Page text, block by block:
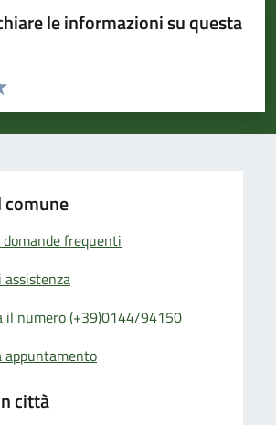
le informazioni su questa
pagina
5 stelle su 5
4 stelle su 5
su 5
su 5
domande frequenti
assistenza
il numero (+39)0144/94150
appuntamento
città